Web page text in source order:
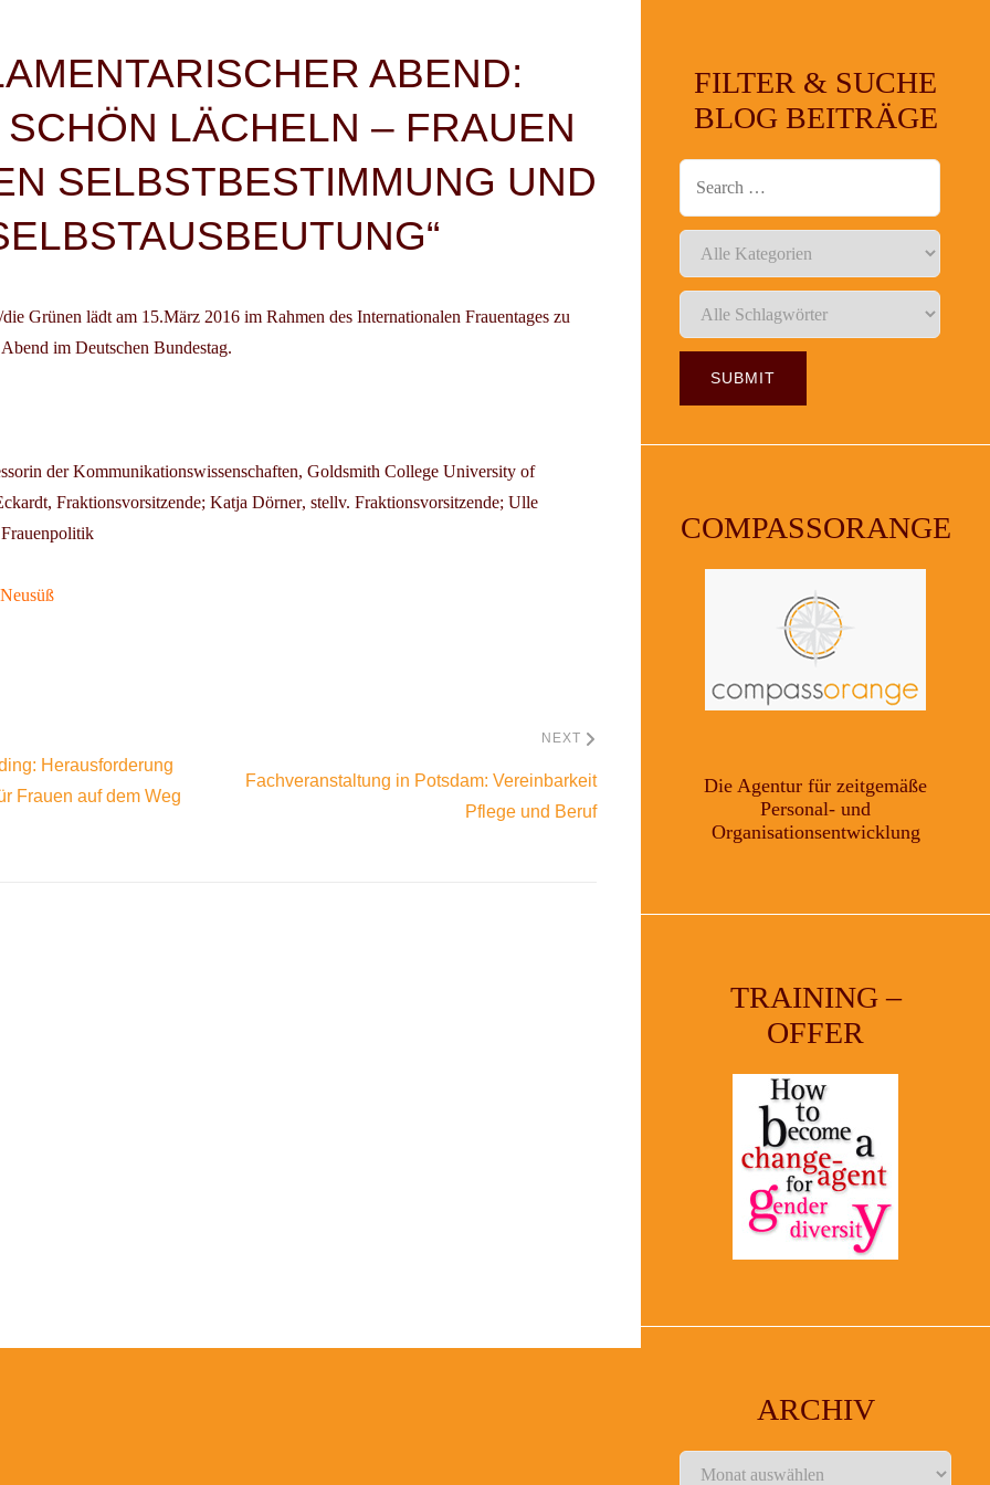
ABEND:
SCHÖN LÄCHELN – FRAUEN
SELBSTBESTIMMUNG UND
Grünen lädt am 15.März 2016 im Rahmen des Internationalen Frauentages zu
im Deutschen Bundestag.
der Kommunikationswissenschaften, Goldsmith College University of
, Fraktionsvorsitzende; Katja Dörner, stellv. Fraktionsvorsitzende; Ulle
Herausforderung
Frauen auf dem Weg
NEXT
Fachveranstaltung in Potsdam: Vereinbarkeit
Pflege und Beruf
FILTER & SUCHE
BLOG BEITRÄGE
COMPASSORANGE
Die Agentur für zeitgemäße
Personal- und
Organisationsentwicklung
TRAINING –
OFFER
ARCHIV
Archiv